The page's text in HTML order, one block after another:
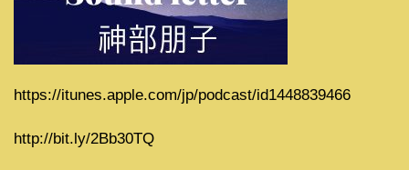
https://itunes.apple.com/jp/podcast/id1448839466
http://bit.ly/2Bb30TQ